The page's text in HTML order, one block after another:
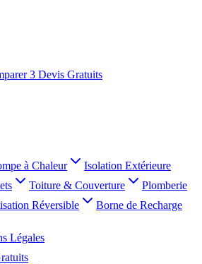
3 Devis Gratuits
à Chaleur
Isolation Extérieure
Toiture & Couverture
Plomberie
Réversible
Borne de Recharge
Légales